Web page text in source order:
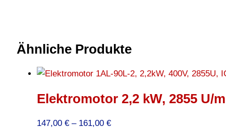
Ähnliche Produkte
Elektromotor 2,2 kW, 2855 U/
147,00 € – 161,00 €Preisspanne: